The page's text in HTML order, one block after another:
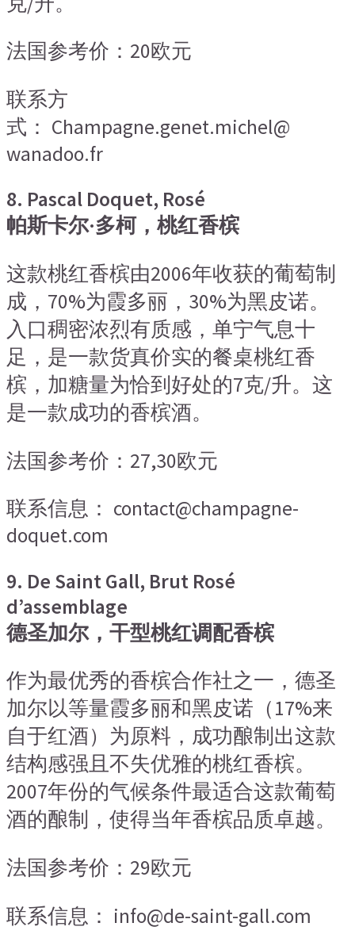
法国参考价：20欧元
联系方
式： Champagne.genet.michel@
wanadoo.fr
8. Pascal Doquet, Rosé
帕斯卡尔·多柯，桃红香槟
这款桃红香槟由2006年收获的葡萄制
成，70%为霞多丽，30%为黑皮诺。
入口稠密浓烈有质感，单宁气息十
足，是一款货真价实的餐桌桃红香
槟，加糖量为恰到好处的7克/升。这
是一款成功的香槟酒。
法国参考价：27,30欧元
联系信息： contact@champagne-
doquet.com
9. De Saint Gall, Brut Rosé
d’assemblage
德圣加尔，干型桃红调配香槟
作为最优秀的香槟合作社之一，德圣
加尔以等量霞多丽和黑皮诺（17%来
自于红酒）为原料，成功酿制出这款
结构感强且不失优雅的桃红香槟。
2007年份的气候条件最适合这款葡萄
酒的酿制，使得当年香槟品质卓越。
法国参考价：29欧元
联系信息： info@de-saint-gall.com